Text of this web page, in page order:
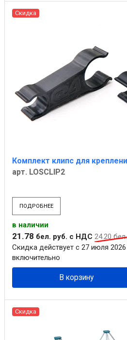
Скидка
Комплект клипс для
арт. LOSCLIP2
ПОДРОБНЕЕ
в наличии
21 .78 бел. руб. с НДС 24.20
Скидка действует с 27 июля 2026
включительно
В корзину
Скидка